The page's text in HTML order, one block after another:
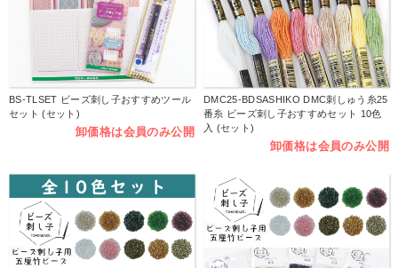
BS-TLSET ビーズ刺し子おすすめツール
セット (セット)
卸価格は会員のみ公開
DMC25-BDSASHIKO DMC刺しゅう糸25
番糸 ビーズ刺し子おすすめセット 10色
入 (セット)
卸価格は会員のみ公開